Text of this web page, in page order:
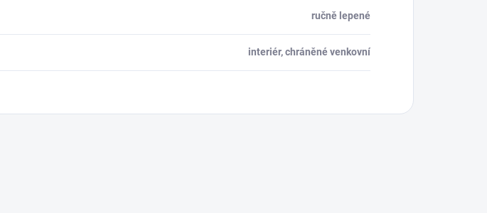
ručně lepené
interiér, chráněné venkovní